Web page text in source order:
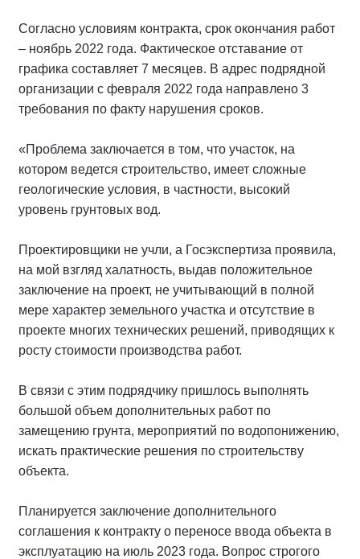
Согласно условиям контракта, срок окончания работ
– ноябрь 2022 года. Фактическое отставание от
графика составляет 7 месяцев. В адрес подрядной
организации с февраля 2022 года направлено 3
требования по факту нарушения сроков.
«Проблема заключается в том, что участок, на
котором ведется строительство, имеет сложные
геологические условия, в частности, высокий
уровень грунтовых вод.
Проектировщики не учли, а Госэкспертиза проявила,
на мой взгляд халатность, выдав положительное
заключение на проект, не учитывающий в полной
мере характер земельного участка и отсутствие в
проекте многих технических решений, приводящих к
росту стоимости производства работ.
В связи с этим подрядчику пришлось выполнять
большой объем дополнительных работ по
замещению грунта, мероприятий по водопонижению,
искать практические решения по строительству
объекта.
Планируется заключение дополнительного
соглашения к контракту о переносе ввода объекта в
эксплуатацию на июль 2023 года. Вопрос строгого